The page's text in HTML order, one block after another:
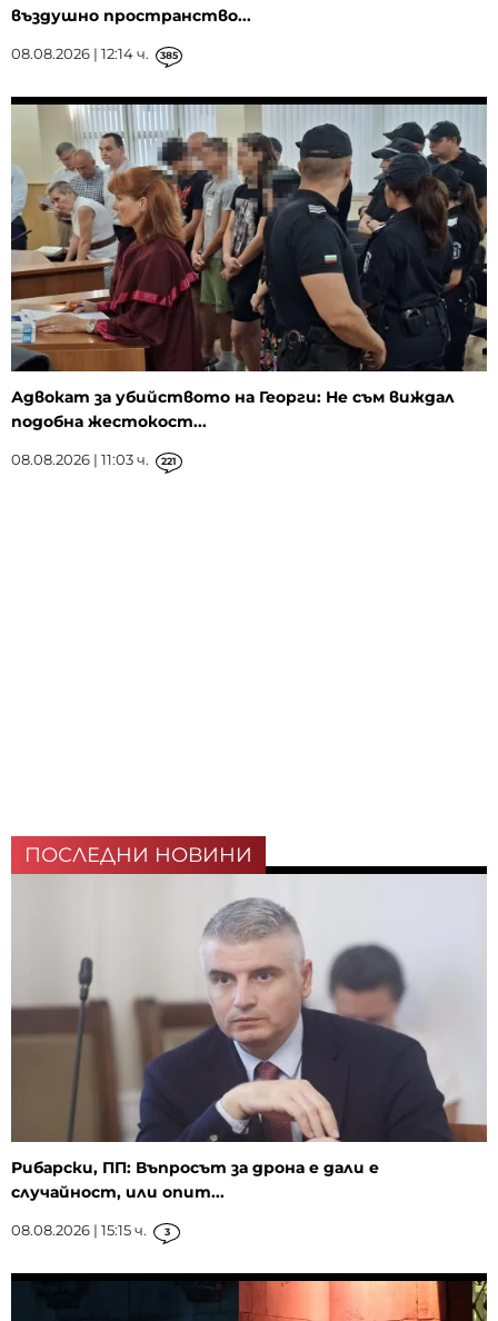
въздушно пространство...
08.08.2026 | 12:14 ч. 385
Адвокат за убийството на Георги: Не съм виждал
подобна жестокост...
08.08.2026 | 11:03 ч. 221
ПОСЛЕДНИ НОВИНИ
Рибарски, ПП: Въпросът за дрона е дали е
случайност, или опит...
08.08.2026 | 15:15 ч. 3